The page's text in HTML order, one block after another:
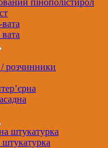
пінополістирол
розчинники
штукатурка